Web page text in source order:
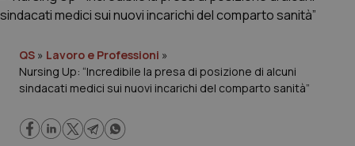
Governo e Parlamento
Regioni e Asl
QS » Lavoro e Professioni »
Nursing Up: “Incredibile la presa di posizione di alcuni
sindacati medici sui nuovi incarichi del comparto sanità”